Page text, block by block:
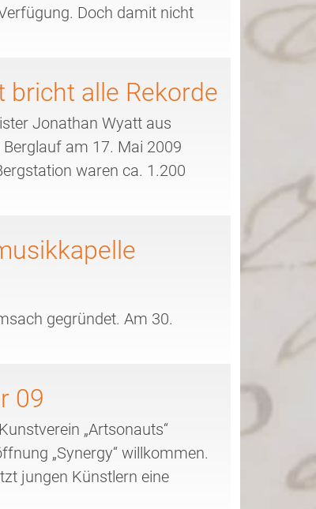
Doch damit nicht
bricht alle Rekorde
Jonathan Wyatt aus
am 17. Mai 2009
waren ca. 1.200
gegründet. Am 30.
09
„Artsonauts“
„Synergy“ willkommen.
jungen Künstlern eine